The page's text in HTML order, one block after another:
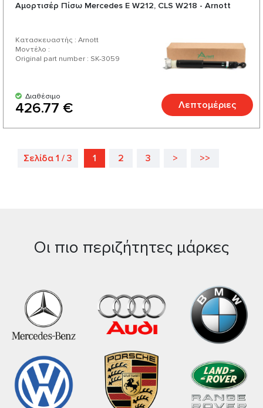
Αμορτισέρ Πίσω Mercedes E W212, CLS W218 - Arnott
Κατασκευαστής : Arnott
Μοντέλο :
Original part number : SK-3059
Διαθέσιμο
426.77 € Λεπτομέριες
Σελίδα 1 / 3 1 2 3 > >>
Οι πιο περιζήτητες μάρκες